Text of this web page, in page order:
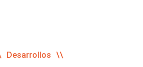
Desarrollos